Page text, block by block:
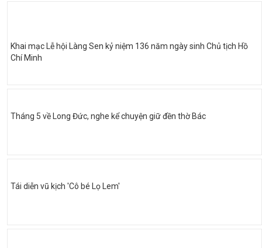
Khai mạc Lễ hội Làng Sen kỷ niệm 136 năm ngày sinh Chủ tịch Hồ
Chí Minh
Tháng 5 về Long Đức, nghe kể chuyện giữ đền thờ Bác
Tái diễn vũ kịch 'Cô bé Lọ Lem'